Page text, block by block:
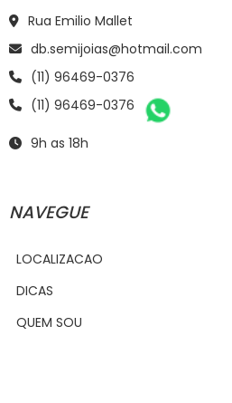
Rua Emilio Mallet
db.semijoias@hotmail.com
(11) 96469-0376
(11) 96469-0376
9h as 18h
NAVEGUE
LOCALIZACAO
DICAS
QUEM SOU